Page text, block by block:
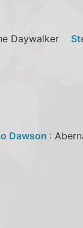
Daywalker
Dawson :